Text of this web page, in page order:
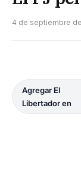
4 de septiembre
Agregar El
Libertador en